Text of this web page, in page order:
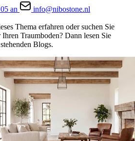
an
info@nibostone.nl
Thema erfahren oder suchen Sie
Traumboden? Dann lesen Sie
Blogs.